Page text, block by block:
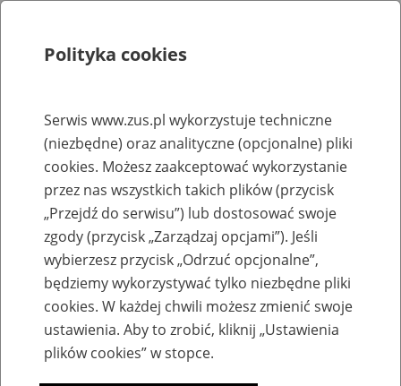
Rejestry, ewidencje i archiwa
Baza zlikwidowanych lub
przekształconych zakładów pracy
Nazwa zakładu pracy:
SZUKAJ
Polityka cookies
Serwis www.zus.pl wykorzystuje techniczne
(niezbędne) oraz analityczne (opcjonalne) pliki
cookies. Możesz zaakceptować wykorzystanie
przez nas wszystkich takich plików (przycisk
„Przejdź do serwisu”) lub dostosować swoje
zgody (przycisk „Zarządzaj opcjami”). Jeśli
wybierzesz przycisk „Odrzuć opcjonalne”,
będziemy wykorzystywać tylko niezbędne pliki
cookies. W każdej chwili możesz zmienić swoje
ustawienia. Aby to zrobić, kliknij „Ustawienia
plików cookies” w stopce.